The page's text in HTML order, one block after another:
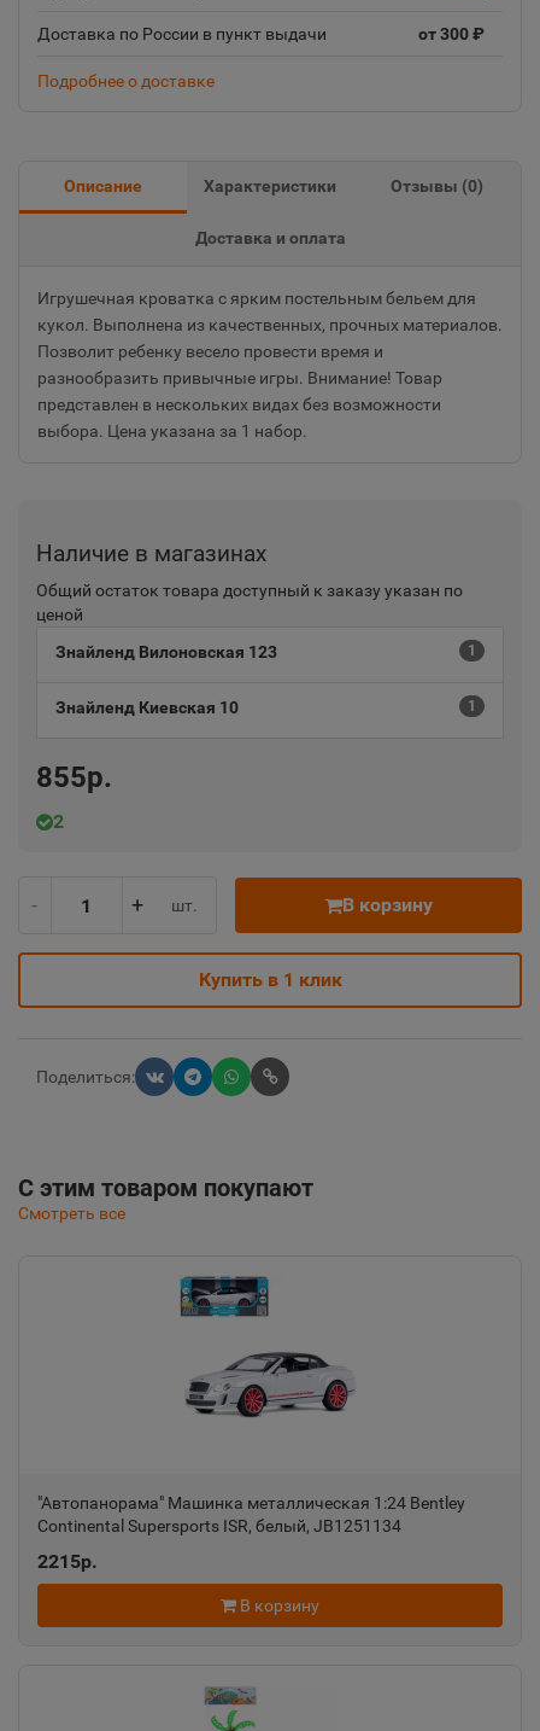
Доставка по России в пункт выдачи от 300 ₽
Подробнее о доставке
Описание Характеристики Отзывы (0)
Доставка и оплата
Игрушечная кроватка с ярким постельным бельем для
кукол. Выполнена из качественных, прочных материалов.
Позволит ребенку весело провести время и
разнообразить привычные игры. Внимание! Товар
представлен в нескольких видах без возможности
выбора. Цена указана за 1 набор.
Наличие в магазинах
Общий остаток товара доступный к заказу указан по
ценой
Знайленд Вилоновская 123
1
Знайленд Киевская 10 1
855р.
2
- + шт. В корзину
Купить в 1 клик
Поделиться:
С этим товаром покупают
Смотреть все
"Автопанорама" Машинка металлическая 1:24 Bentley
Continental Supersports ISR, белый, JB1251134
2215р.
В корзину